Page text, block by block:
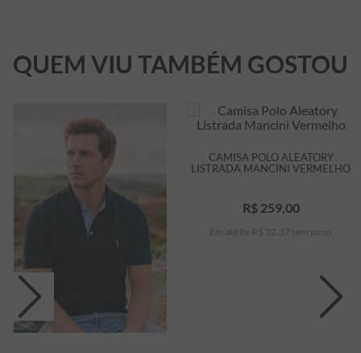
QUEM VIU TAMBÉM GOSTOU
CAMISA POLO ALEATORY
LISTRADA MANCINI VERMELHO
R$ 259,00
Em até 8 x R$ 32 37 sem juros